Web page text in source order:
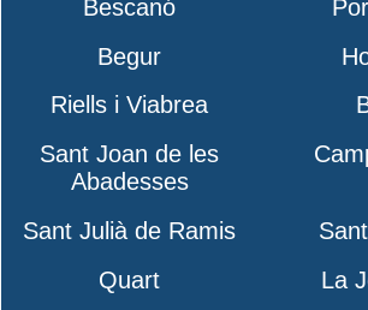
Bescanó
Begur
Riells i Viabrea
Sant Joan de les
Abadesses
Sant Julià de Ramis
Quart
La